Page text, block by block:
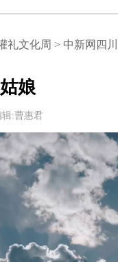
礼文化周 > 中新网四川
娘
辑:曹惠君